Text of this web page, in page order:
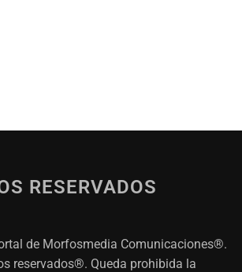
RESERVADOS
de Morfosmedia Comunicaciones®.
reservados®. Queda prohibida la